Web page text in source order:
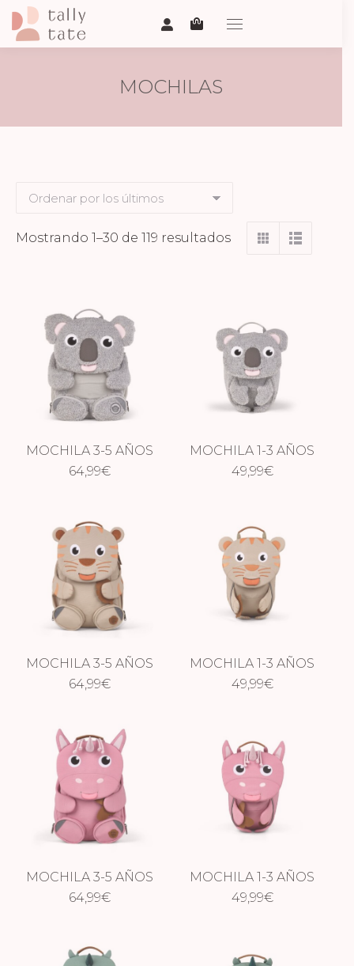
MOCHILAS
Mostrando 1–30 de 119 resultadosOrdenado
MOCHILA 3-5 AÑOS
CUDDLY KOALA
64,99€
MOCHILA 1-3 AÑOS
CUDDLY KOALA
49,99€
MOCHILA 3-5 AÑOS
PURE TIGRE
64,99€
MOCHILA 1-3 AÑOS
PURE TIGRE
49,99€
MOCHILA 3-5 AÑOS
PURE UNICORNIO
64,99€
MOCHILA 1-3 AÑOS
PURE UNICORNIO
49,99€